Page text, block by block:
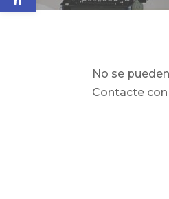
No se
Contacte